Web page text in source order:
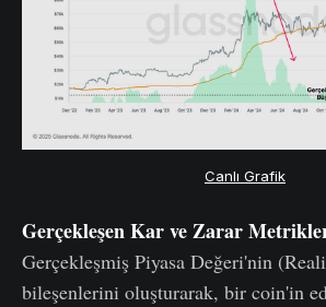
Canlı Grafik
Gerçekleşen Kar ve Zarar
Gerçekleşmiş Piyasa Değeri'nin
bileşenlerini oluşturarak, bir coin'in